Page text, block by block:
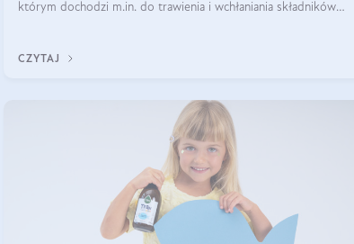
którym dochodzi m.in. do trawienia i wchłaniania składników
CZYTAJ